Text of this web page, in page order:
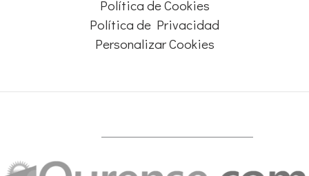
Política de Cookies
Política de Privacidad
Personalizar Cookies